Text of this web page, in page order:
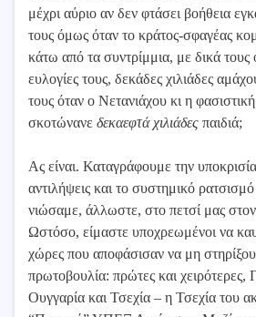
μέχρι αύριο αν δεν φτάσει βοήθεια
τους όμως όταν το κράτος-σφαγέας
κάτω από τα συντρίμμια, με δικά τους
ευλογίες τους, δεκάδες χιλιάδες
τους όταν ο Νετανιάχου κι η
σκοτώνανε δεκαεφτά χιλιάδες παιδιά;
Ας είναι. Καταγράφουμε την
αντιλήψεις και το συστημικό
νιώσαμε, άλλωστε, στο πετσί μας
Ωστόσο, είμαστε υποχρεωμένοι να
χώρες που αποφάσισαν να μη
πρωτοβουλία: πρώτες και χειρότερες,
Ουγγαρία και Τσεχία – η Τσεχία του